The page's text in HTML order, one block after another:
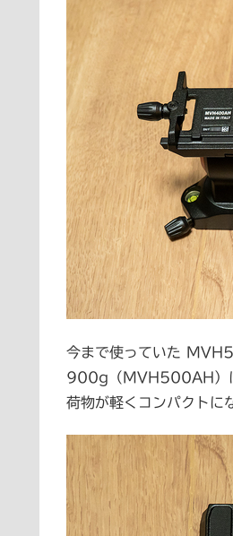
今まで使っていた
900g（MVH500AH）に
荷物が軽くコンパクトに